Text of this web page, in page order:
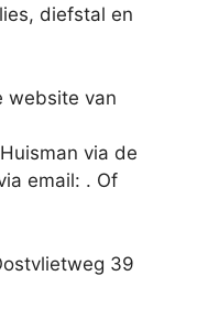
diefstal en
website van
via de
email: . Of
39